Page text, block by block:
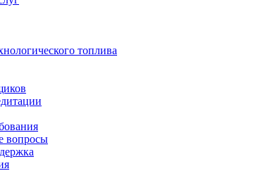
топлива
вопросы